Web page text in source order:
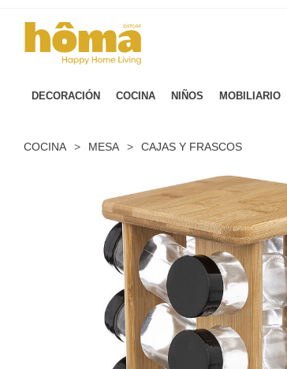
DECORACIÓN COCINA NIÑOS MOBILIARIO
COCINA > MESA > CAJAS Y FRASCOS